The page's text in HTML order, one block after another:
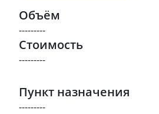
Объём
---------
Стоимость
---------
Пункт назначения
---------